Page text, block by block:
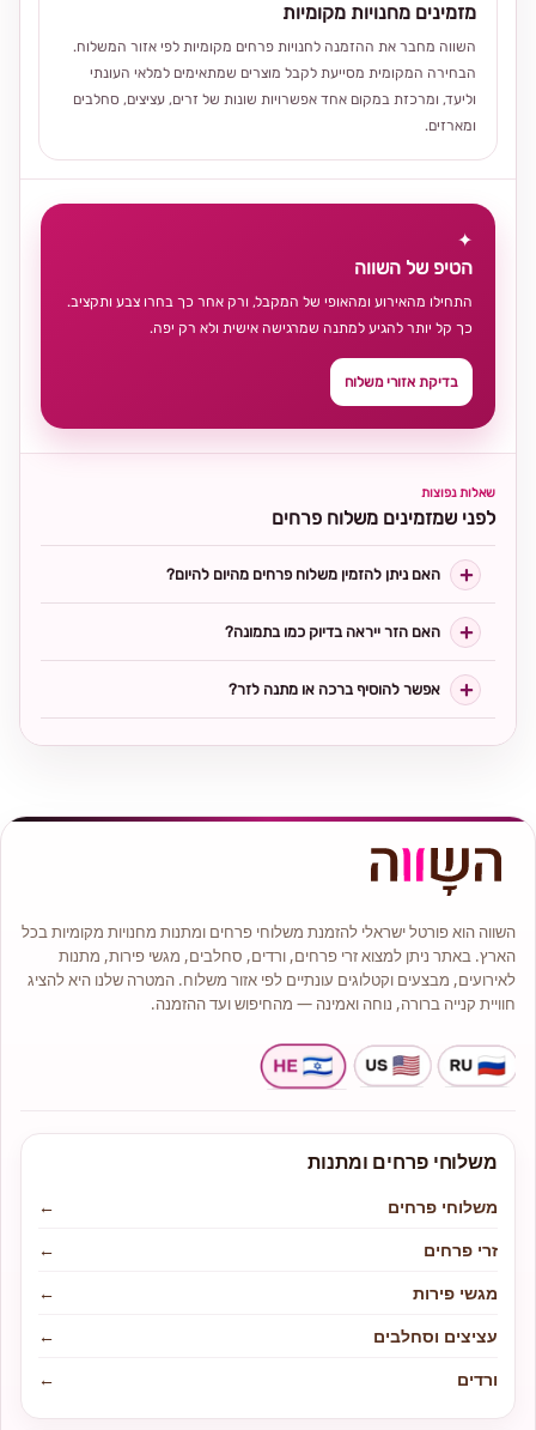
מזמינים מחנויות מקומיות
השווה מחבר את ההזמנה לחנויות פרחים מקומיות לפי אזור המשלוח.
הבחירה המקומית מסייעת לקבל מוצרים שמתאימים למלאי העונתי
וליעד, ומרכזת במקום אחד אפשרויות שונות של זרים, עציצים, סחלבים
ומארזים.
✦
הטיפ של השווה
התחילו מהאירוע ומהאופי של המקבל, ורק אחר כך בחרו צבע ותקציב.
כך קל יותר להגיע למתנה שמרגישה אישית ולא רק יפה.
בדיקת אזורי משלוח
שאלות נפוצות
לפני שמזמינים משלוח פרחים
האם ניתן להזמין משלוח פרחים מהיום להיום?
האם הזר ייראה בדיוק כמו בתמונה?
אפשר להוסיף ברכה או מתנה לזר?
השווה הוא פורטל ישראלי להזמנת משלוחי פרחים ומתנות מחנויות מקומיות בכל
הארץ. באתר ניתן למצוא זרי פרחים, ורדים, סחלבים, מגשי פירות, מתנות
לאירועים, מבצעים וקטלוגים עונתיים לפי אזור משלוח. המטרה שלנו היא להציג
חוויית קנייה ברורה, נוחה ואמינה — מהחיפוש ועד ההזמנה.
משלוחי פרחים ומתנות
משלוחי פרחים
←
זרי פרחים
←
מגשי פירות
←
עציצים וסחלבים
←
ורדים
←